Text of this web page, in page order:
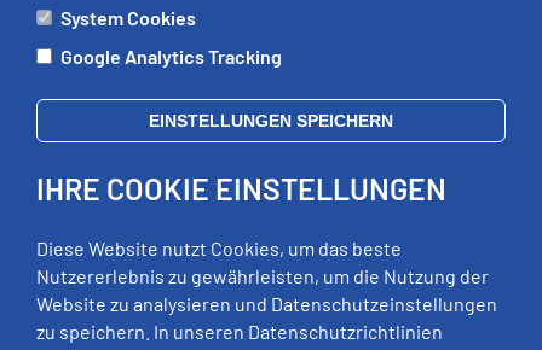
ÄMTER
Di:
09:00 - 12:00 Uhr, 13:00 - 18:00 Uhr
Mi:
geschlossen
Fr:
09:00 - 12:00 Uhr
RECHTLICHES
System Cookies
Google Analytics Tracking
EINSTELLUNGEN SPEICHERN
IHRE COOKIE EINSTELLUNGEN
Diese Website nutzt Cookies, um das beste
Nutzererlebnis zu gewährleisten, um die Nutzung der
Website zu analysieren und Datenschutzeinstellungen
zu speichern. In unseren Datenschutzrichtlinien